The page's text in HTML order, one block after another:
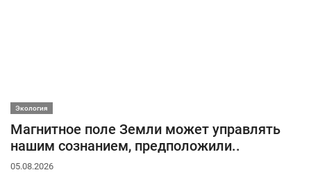
Экология
Магнитное поле Земли может управлять
нашим сознанием, предположили..
05.08.2026